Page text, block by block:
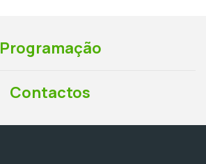
Programação
Contactos